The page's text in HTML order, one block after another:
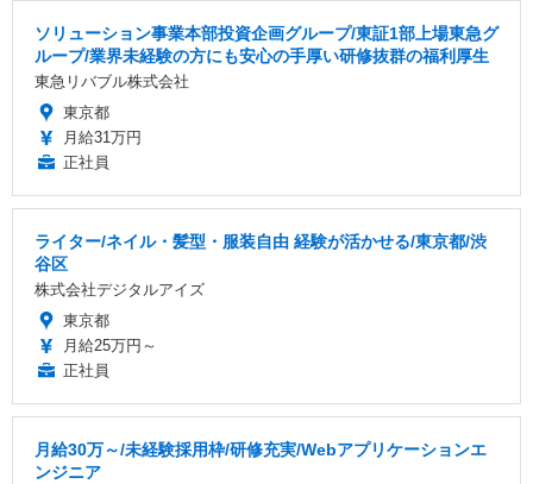
ソリューション事業本部投資企画グループ/東証1部上場東急グ
ループ/業界未経験の方にも安心の手厚い研修抜群の福利厚生
東急リバブル株式会社
東京都
月給31万円
正社員
ライター/ネイル・髪型・服装自由 経験が活かせる/東京都/渋
谷区
株式会社デジタルアイズ
東京都
月給25万円～
正社員
月給30万～/未経験採用枠/研修充実/Webアプリケーションエ
ンジニア